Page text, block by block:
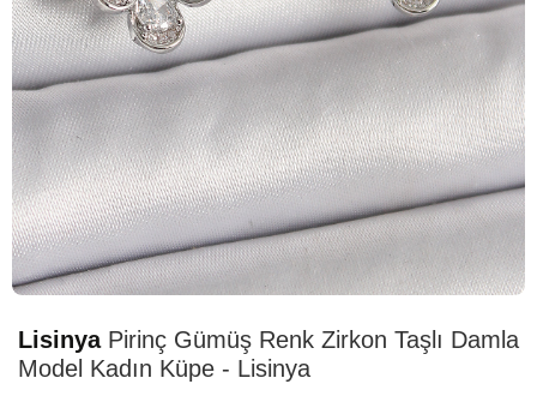
LisinyaPirinç Gümüş Renk Zirkon Taşlı Damla
Model Kadın Küpe - Lisinya